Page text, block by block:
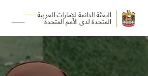
البعثة الدائمة للإمارات العربية
المتحدة لدى الأمم المتحدة